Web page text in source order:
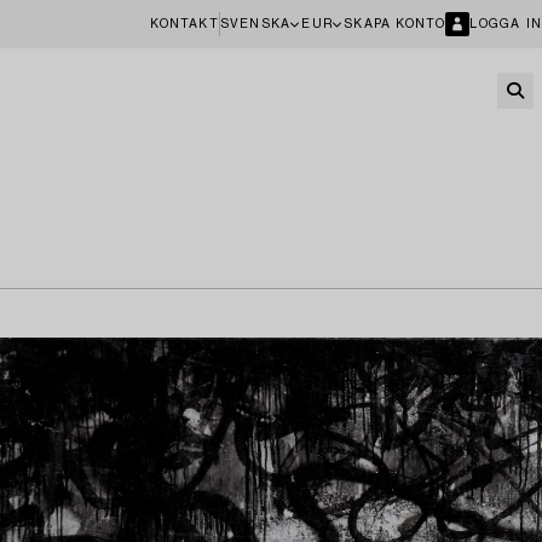
KONTAKT SVENSKA EUR SKAPA KONTO LOGGA IN